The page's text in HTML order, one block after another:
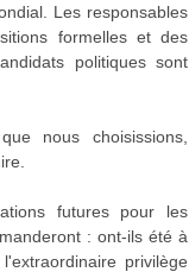
Les responsables
formelles et des
politiques sont
nous choisissions,
futures pour les
: ont-ils été à
privilège